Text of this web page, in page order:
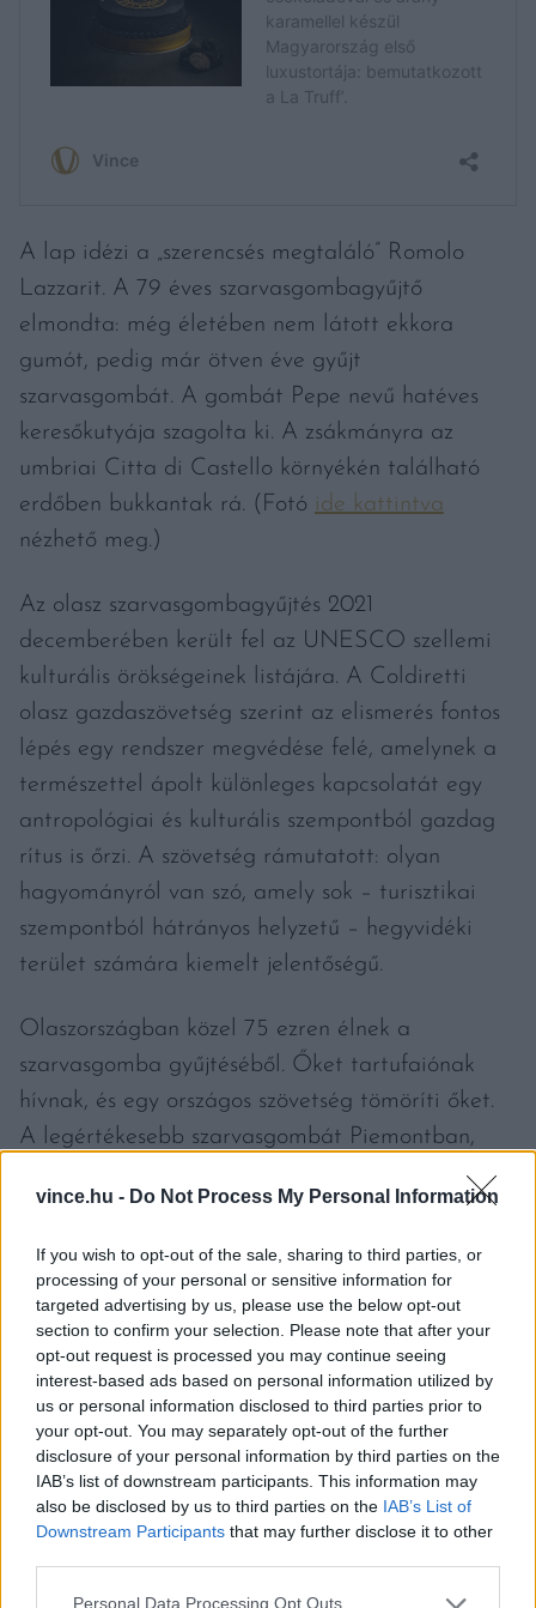
vince.hu - Do Not Process My Personal Information
If you wish to opt-out of the sale, sharing to third parties, or
processing of your personal or sensitive information for
targeted advertising by us, please use the below opt-out
section to confirm your selection. Please note that after your
opt-out request is processed you may continue seeing
interest-based ads based on personal information utilized by
us or personal information disclosed to third parties prior to
your opt-out. You may separately opt-out of the further
disclosure of your personal information by third parties on the
IAB’s list of downstream participants. This information may
also be disclosed by us to third parties on the IAB’s List of
Downstream Participants that may further disclose it to other
Please note that this website/app uses one or more Google
Personal Data Processing Opt Outs
A lap idézi a „szerencsés megtaláló” Romolo
Lazzarit. A 79 éves szarvasgombagyűjtő
elmondta: még életében nem látott ekkora
gumót, pedig már ötven éve gyűjt
szarvasgombát. A gombát Pepe nevű hatéves
keresőkutyája szagolta ki. A zsákmányra az
umbriai Citta di Castello környékén található
erdőben bukkantak rá. (Fotó ide kattintva
nézhető meg.)
Az olasz szarvasgombagyűjtés 2021
decemberében került fel az UNESCO szellemi
kulturális örökségeinek listájára. A Coldiretti
olasz gazdaszövetség szerint az elismerés fontos
lépés egy rendszer megvédése felé, amelynek a
természettel ápolt különleges kapcsolatát egy
antropológiai és kulturális szempontból gazdag
rítus is őrzi. A szövetség rámutatott: olyan
hagyományról van szó, amely sok – turisztikai
szempontból hátrányos helyzetű – hegyvidéki
terület számára kiemelt jelentőségű.
Olaszországban közel 75 ezren élnek a
szarvasgomba gyűjtéséből. Őket tartufaiónak
hívnak, és egy országos szövetség tömöríti őket.
A legértékesebb szarvasgombát Piemontban,
Alba városa közelében találták, ahol minden
évben szarvasgombavásárt és -árverést tartanak.
A Guinness Rekordok Könyve szerint
szarvasgombából az abszolút rekord 1,89
kilogramm, ezt 2014-ben találták szintén
Olaszországban. Korábban Ausztráliában (1,511
kilogramm) és Franciaországban (1,227
kilogramm) is találtak hatalmas fekete
szarvasgombát. A fekete szarvasgomba (Tuber
melanosporum) a világ második legdrágább
szarvasgombafajtája, ára kilónként körülbelül
ötszáz euró. A legdrágább a fehér